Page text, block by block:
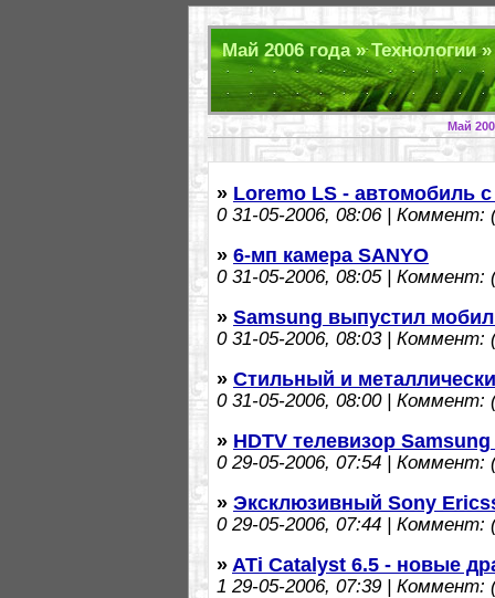
Май 2006 года » Технологии »
Май
» Loremo LS - автомобиль
031-05-2006, 08:06 | Коммент:
» 6-мп камера SANYO
031-05-2006, 08:05 | Коммент:
» Samsung выпустил
031-05-2006, 08:03 | Коммент:
» Стильный и
031-05-2006, 08:00 | Коммент:
» HDTV телевизор
029-05-2006, 07:54 | Коммент:
» Эксклюзивный Sony
029-05-2006, 07:44 | Коммент:
» ATi Catalyst 6.5 - новые
1 29-05-2006, 07:39 | Коммент: